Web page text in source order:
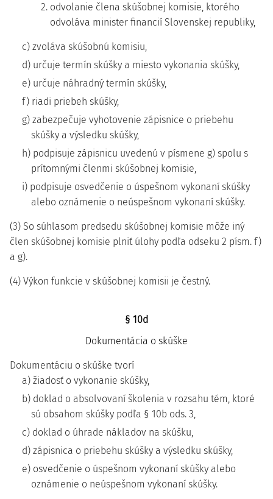
2. odvolanie člena skúšobnej komisie, ktorého
odvoláva minister financií Slovenskej republiky,
c) zvoláva skúšobnú komisiu,
d) určuje termín skúšky a miesto vykonania skúšky,
e) určuje náhradný termín skúšky,
f) riadi priebeh skúšky,
g) zabezpečuje vyhotovenie zápisnice o priebehu
skúšky a výsledku skúšky,
h) podpisuje zápisnicu uvedenú v písmene g) spolu s
prítomnými členmi skúšobnej komisie,
i) podpisuje osvedčenie o úspešnom vykonaní skúšky
alebo oznámenie o neúspešnom vykonaní skúšky.
(3) So súhlasom predsedu skúšobnej komisie môže iný
člen skúšobnej komisie plniť úlohy podľa odseku 2 písm. f)
a g).
(4) Výkon funkcie v skúšobnej komisii je čestný.
§ 10d
Dokumentácia o skúške
Dokumentáciu o skúške tvorí
a) žiadosť o vykonanie skúšky,
b) doklad o absolvovaní školenia v rozsahu tém, ktoré
sú obsahom skúšky podľa § 10b ods. 3,
c) doklad o úhrade nákladov na skúšku,
d) zápisnica o priebehu skúšky a výsledku skúšky,
e) osvedčenie o úspešnom vykonaní skúšky alebo
oznámenie o neúspešnom vykonaní skúšky.